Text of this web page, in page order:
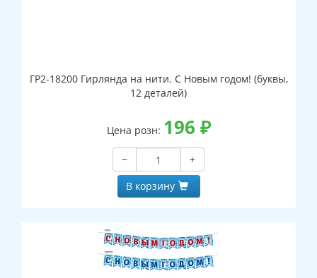
ГР2-18200 Гирлянда на нити. С Новым годом! (буквы,
12 деталей)
Цена розн: 196 ₽
−
+
В корзину